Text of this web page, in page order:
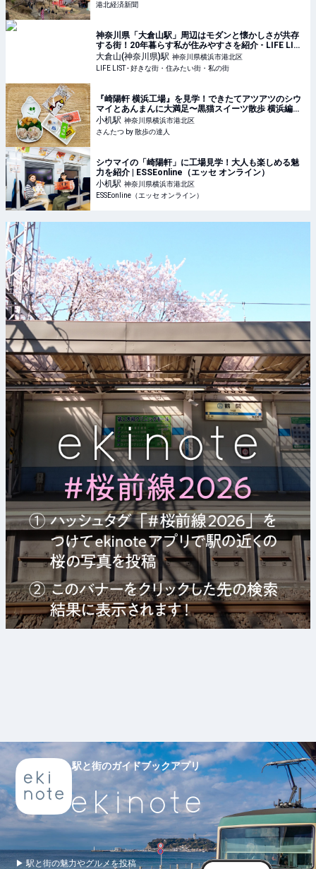
港北経済新聞
神奈川県「大倉山駅」周辺はモダンと懐かしさが共存
する街！20年暮らす私が住みやすさを紹介 - LIFE LIST
- 好きな街・住みたい街・私の街
大倉山(神奈川県)駅 神奈川県横浜市港北区
LIFE LIST - 好きな街・住みたい街・私の街
『崎陽軒 横浜工場』を見学！できたてアツアツのシウ
マイとあんまんに大満足〜黒猫スイーツ散歩 横浜編
⑧〜｜さんたつ by 散歩の達人
小机駅 神奈川県横浜市港北区
さんたつ by 散歩の達人
シウマイの「崎陽軒」に工場見学！大人も楽しめる魅
力を紹介 | ESSEonline（エッセ オンライン）
小机駅 神奈川県横浜市港北区
ESSEonline（エッセ オンライン）
駅と街のガイドブックアプリ
▶ 駅と街の魅力やグルメを投稿